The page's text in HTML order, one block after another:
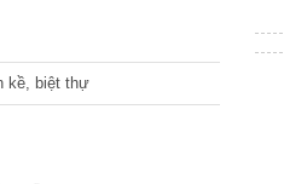
kề, biệt thự